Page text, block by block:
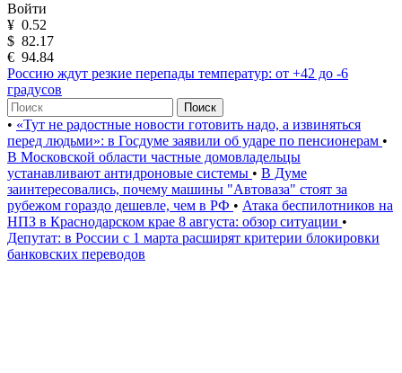
Войти
¥ 0.52
$ 82.17
€ 94.84
Россию ждут резкие перепады температур: от +42 до -6
градусов
Поиск
• «Тут не радостные новости готовить надо, а извиняться
перед людьми»: в Госдуме заявили об ударе по пенсионерам •
В Московской области частные домовладельцы
устанавливают антидроновые системы • В Думе
заинтересовались, почему машины "Автоваза" стоят за
рубежом гораздо дешевле, чем в РФ • Атака беспилотников на
НПЗ в Краснодарском крае 8 августа: обзор ситуации •
Депутат: в России с 1 марта расширят критерии блокировки
банковских переводов